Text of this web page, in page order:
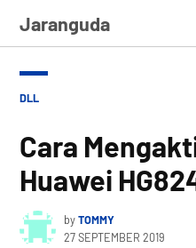
Jaranguda
POSTED
DLL
Cara
Huawei
byTOMMY
27 SEPTEMBER 2019